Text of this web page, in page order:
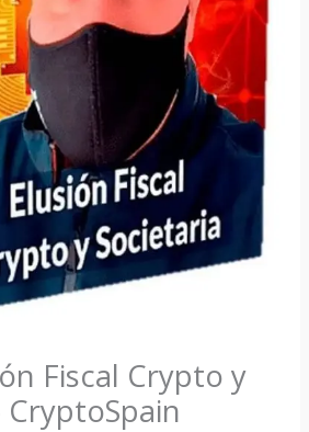
Fiscal Crypto y
CryptoSpain